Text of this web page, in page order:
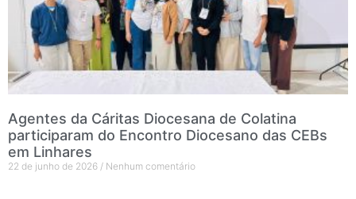
Agentes da Cáritas Diocesana de Colatina
participaram do Encontro Diocesano das CEBs
em Linhares
22 de junho de 2026 Nenhum comentário